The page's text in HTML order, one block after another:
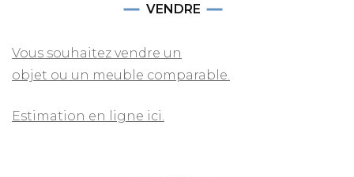
VENDRE
Vous souhaitez vendre un
objet ou un meuble comparable.
Estimation en ligne ici.